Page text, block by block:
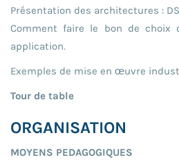
Présentation des architectures :
Comment faire le bon de choix
application.
Exemples de mise en œuvre
Tour de table
ORGANISATION
MOYENS PEDAGOGIQUES